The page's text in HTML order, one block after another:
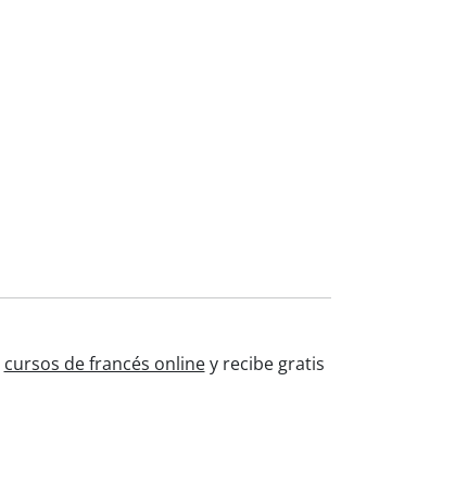
cursos de francés onliney recibe gratis